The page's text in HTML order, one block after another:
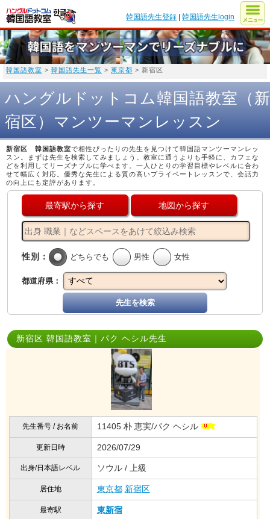
韓国語先生登録 |韓国語先生login
韓国語教室 > 韓国語先生一覧 > 東京都 > 新宿区
ハングルドットコム韓国語教室（新
宿区）マンツーマンレッスン
新宿区 韓国語教室で相性ぴったりの先生を見つけて韓国語マンツーマンレッ
スン。まずは先生を検索してみましょう。教室に通うよりも手軽に、カフェな
どを利用してリーズナブルに学べます。一人ひとりの学習目標やレベルに合わ
せて幅広く対応。優秀な先生による質の高いプライベートレッスンで、会話力
の向上にも定評があります。
最寄駅から探す 地図から探す
性別： どちらでも 男性 女性
都道府県：
先生を検索
新宿区 韓国語教室｜パク ヘシル先生
先生番号 / お名前 11405 朴 恵実/パク ヘシル
更新日時 2026/07/29
出身/日本語レベル ソウル / 上級
居住地 東京都 新宿区
最寄駅 東新宿